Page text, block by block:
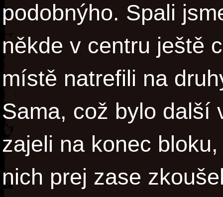
podobnýho. Spali
někde v centru ještě
místě natrefili na
Sama, což bylo další
zajeli na konec
nich prej zase